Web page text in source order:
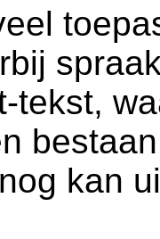
tekst,
kan